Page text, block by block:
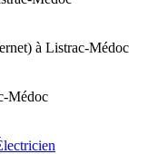
à Listrac-Médoc
Médoc